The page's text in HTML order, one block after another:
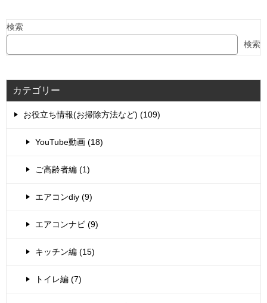
検索
検索
カテゴリー
お役立ち情報(お掃除方法など) (109)
YouTube動画 (18)
ご高齢者編 (1)
エアコンdiy (9)
エアコンナビ (9)
キッチン編 (15)
トイレ編 (7)